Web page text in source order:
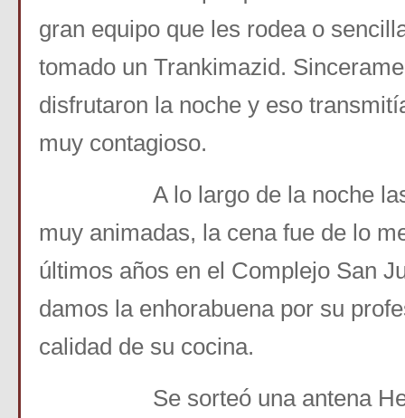
gran equipo que les rodea o
tomado un Trankimazid.
disfrutaron la noche y eso
muy contagioso.
A lo largo de la noche las
muy animadas, la cena fue de lo
últimos años en el Complejo San
damos la enhorabuena por su
calidad de su cocina.
Se sorteó una antena